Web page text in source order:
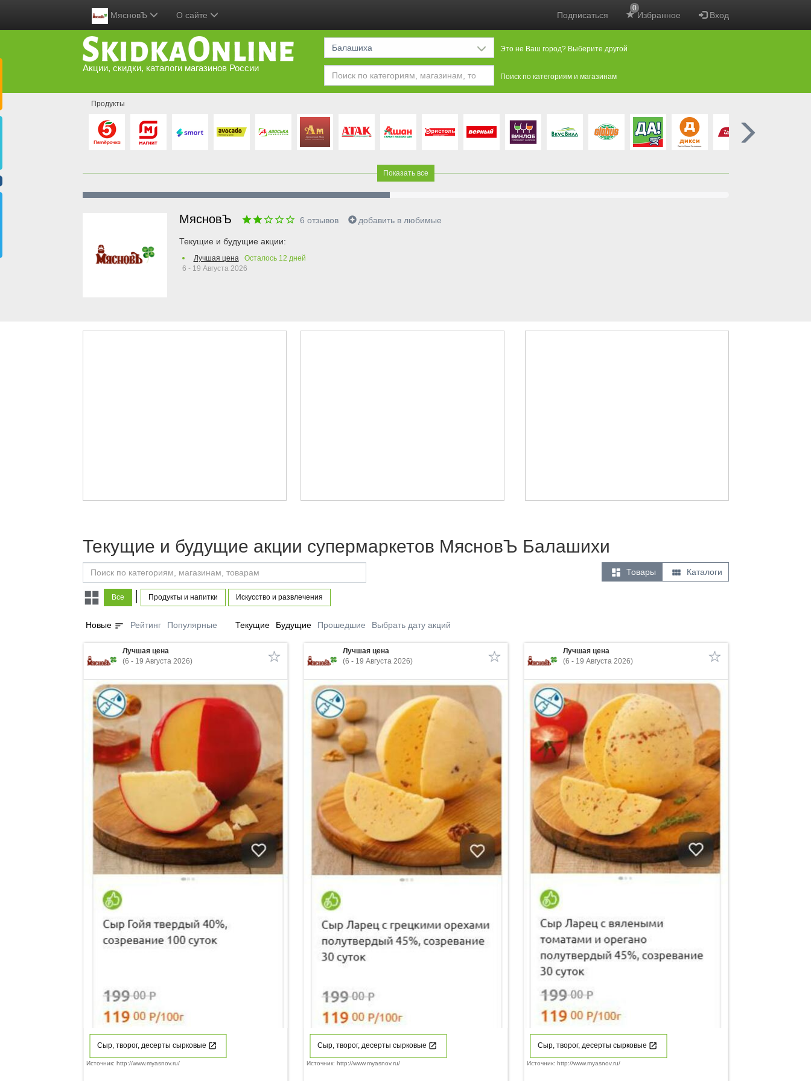
Подписаться Избранное
0
Вход
МясновЪ О сайте
Акции, скидки, каталоги магазинов России
Балашиха Это не Ваш город? Выберите другой
Поиск по категориям и магазинам
Продукты
Показать все
МясновЪ 6 отзывов добавить в любимые
Текущие и будущие акции:
Лучшая цена Осталось 12 дней
6 - 19 Августа 2026
Текущие и будущие акции супермаркетов МясновЪ Балашихи
 Товары  Каталоги
Все | Продукты и напитки Искусство и развлечения
Новые sort Рейтинг Популярные Текущие Будущие Прошедшие Выбрать дату акций
Лучшая цена
(6 - 19 Августа 2026)
Сыр, творог, десерты сырковые
Источник: http://www.myasnov.ru/
Лучшая цена
(6 - 19 Августа 2026)
Сыр, творог, десерты сырковые
Источник: http://www.myasnov.ru/
Лучшая цена
(6 - 19 Августа 2026)
Сыр, творог, десерты сырковые
Источник: http://www.myasnov.ru/